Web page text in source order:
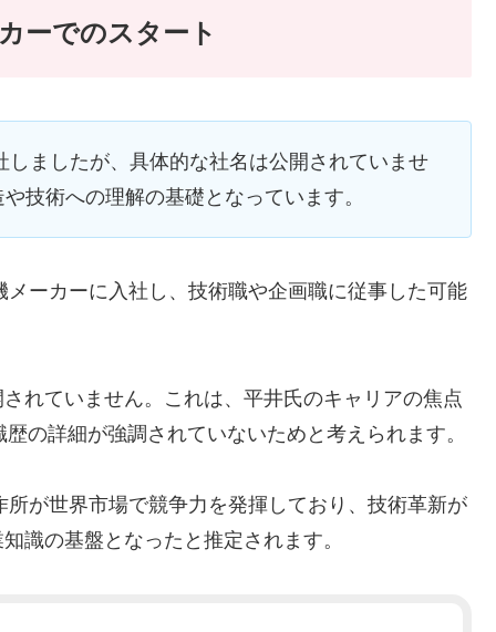
ーでのスタート
ましたが、具体的な社名は公開されていませ
技術への理解の基礎となっています。
ーカーに入社し、技術職や企画職に従事した可能
れていません。これは、平井氏のキャリアの焦点
の詳細が強調されていないためと考えられます。
が世界市場で競争力を発揮しており、技術革新が
識の基盤となったと推定されます。